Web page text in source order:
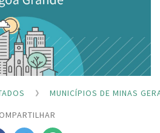
MUNICÍPIOS DE MINAS